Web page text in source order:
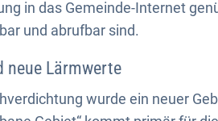
in das Gemeinde-Internet
und abrufbar sind.
neue Lärmwerte
wurde ein neuer